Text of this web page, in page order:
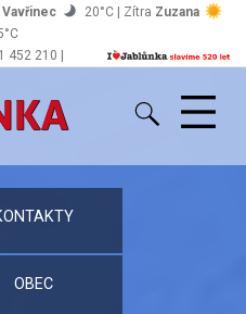
452 210 |
Vavřinec 20°C | Zítra Zuzana
stránky
OBEC